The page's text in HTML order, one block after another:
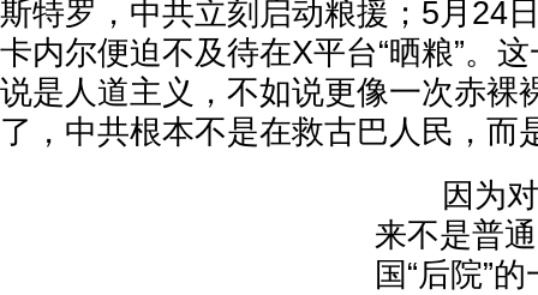
斯特罗，中共立刻启动粮援；5月24
卡内尔便迫不及待在X平台“晒粮”。
说是人道主义，不如说更像一次赤裸
了，中共根本不是在救古巴人民，而
因为对
来不是普
国“后院”